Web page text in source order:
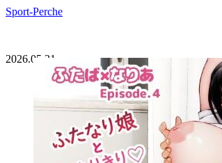
Sport-Perche
2026.05.31